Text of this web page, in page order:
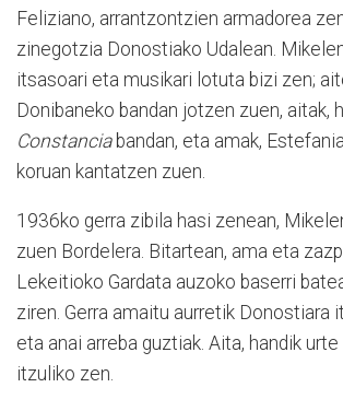
Feliziano, arrantzontzien armadorea
zinegotzia Donostiako Udalean.
itsasoari eta musikari lotuta bizi zen;
Donibaneko bandan jotzen zuen, aitak,
Constancia bandan, eta amak,
koruan kantatzen zuen.
1936ko gerra zibila hasi zenean,
zuen Bordelera. Bitartean, ama eta
Lekeitioko Gardata auzoko baserri
ziren. Gerra amaitu aurretik Donostiara
eta anai arreba guztiak. Aita, handik
itzuliko zen.